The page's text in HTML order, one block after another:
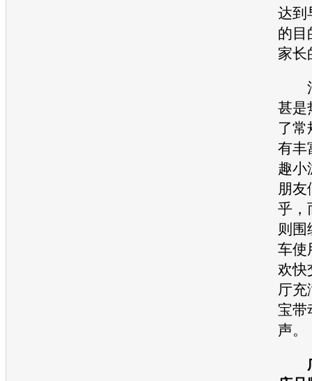
达到
的目
家长
活
甚是
了常
有丰
趣小
朋友
乎，
则围
车使
欢快
厅充
宝带
声。